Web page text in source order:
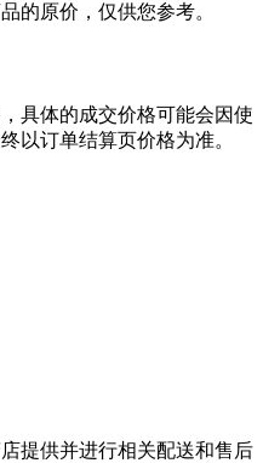
的原价，仅供您参考。
具体的成交价格可能会因使
以订单结算页价格为准。
提供并进行相关配送和售后